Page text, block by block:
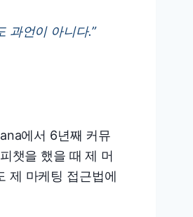
과언이 아니다.”
에서 6년째 커뮤
챗을 했을 때 제 머
제 마케팅 접근법에